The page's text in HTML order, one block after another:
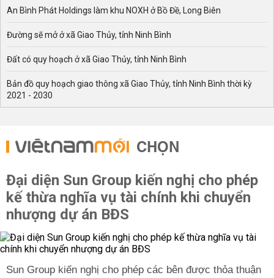
An Bình Phát Holdings làm khu NOXH ở Bồ Đề, Long Biên
Đường sẽ mở ở xã Giao Thủy, tỉnh Ninh Bình
Đất có quy hoạch ở xã Giao Thủy, tỉnh Ninh Bình
Bản đồ quy hoạch giao thông xã Giao Thủy, tỉnh Ninh Bình thời kỳ
2021 - 2030
CHỌN
Đại diện Sun Group kiến nghị cho phép
kế thừa nghĩa vụ tài chính khi chuyển
nhượng dự án BĐS
Sun Group kiến nghị cho phép các bên được thỏa thuận